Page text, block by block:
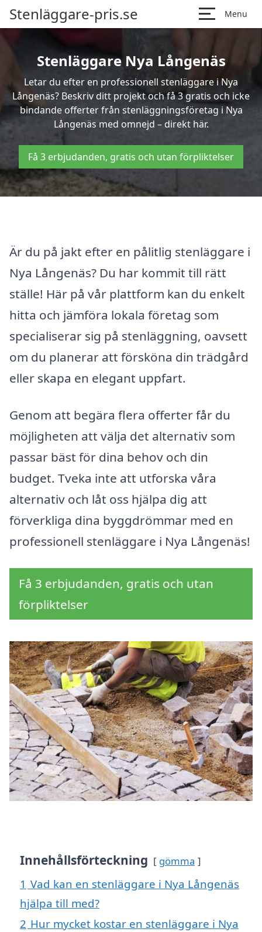
Stenläggare-pris.se Menu
Stenläggare Nya Långenäs
Letar du efter en professionell stenläggare i Nya
Långenäs? Beskriv ditt projekt och få 3 gratis och icke
bindande offerter från stenläggningsföretag i Nya
Långenäs med omnejd – direkt här.
Få 3 erbjudanden, gratis och utan förpliktelser
Är du på jakt efter en pålitlig stenläggare i
Nya Långenäs? Du har kommit till rätt
ställe! Här på vår plattform kan du enkelt
hitta och jämföra lokala företag som
specialiserar sig på stenläggning, oavsett
om du planerar att försköna din trädgård
eller skapa en elegant uppfart.
Genom att begära flera offerter får du
möjligheten att välja det alternativ som
passar bäst för dina behov och din
budget. Tveka inte att utforska våra
alternativ och låt oss hjälpa dig att
förverkliga dina byggdrömmar med en
professionell stenläggare i Nya Långenäs!
Få 3 erbjudanden, gratis och utan
förpliktelser
Innehållsförteckning gömma
1 Vad kan en stenläggare i Nya Långenäs
hjälpa till med?
2 Hur mycket kostar en stenläggare i Nya